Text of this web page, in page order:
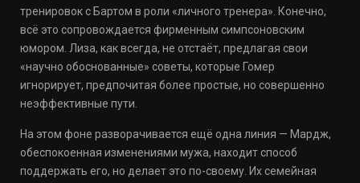
тренировок с Бартом в роли «личного тренера». Конечно,
всё это сопровождается фирменным симпсоновским
юмором. Лиза, как всегда, не отстаёт, предлагая свои
«научно обоснованные» советы, которые Гомер
игнорирует, предпочитая более простые, но совершенно
неэффективные пути.
На этом фоне разворачивается ещё одна линия — Мардж,
обеспокоенная изменениями мужа, находит способ
поддержать его, но делает это по-своему. Их семейная